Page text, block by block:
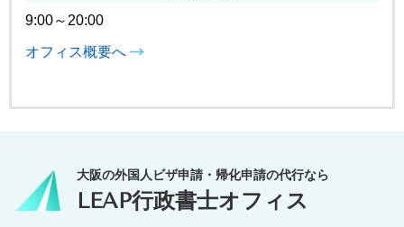
9:00～20:00
オフィス概要へ
大阪の外国人ビザ申請・帰化申請の代行なら
LEAP行政書士オフィス